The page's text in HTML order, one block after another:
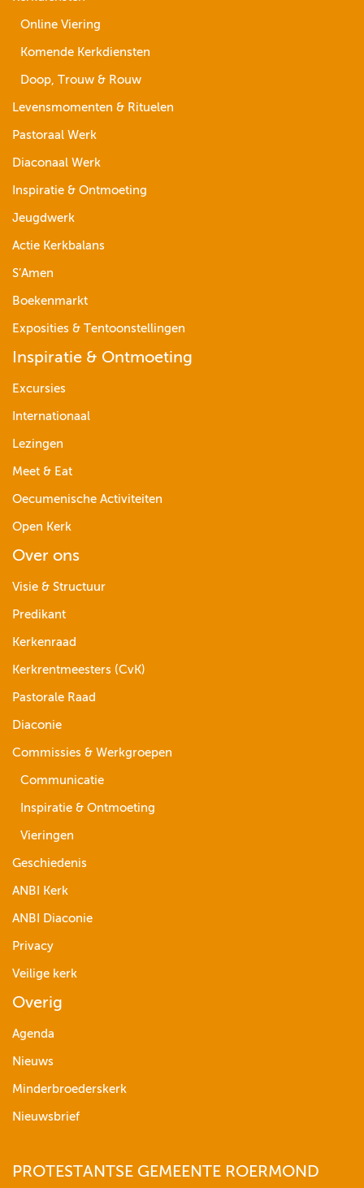
Online Viering
Komende Kerkdiensten
Doop, Trouw & Rouw
Levensmomenten & Rituelen
Pastoraal Werk
Diaconaal Werk
Inspiratie & Ontmoeting
Jeugdwerk
Actie Kerkbalans
S’Amen
Boekenmarkt
Exposities & Tentoonstellingen
Inspiratie & Ontmoeting
Excursies
Internationaal
Lezingen
Meet & Eat
Oecumenische Activiteiten
Open Kerk
Over ons
Visie & Structuur
Predikant
Kerkenraad
Kerkrentmeesters (CvK)
Pastorale Raad
Diaconie
Commissies & Werkgroepen
Communicatie
Inspiratie & Ontmoeting
Vieringen
Geschiedenis
ANBI Kerk
ANBI Diaconie
Privacy
Veilige kerk
Overig
Agenda
Nieuws
Minderbroederskerk
Nieuwsbrief
PROTESTANTSE GEMEENTE ROERMOND